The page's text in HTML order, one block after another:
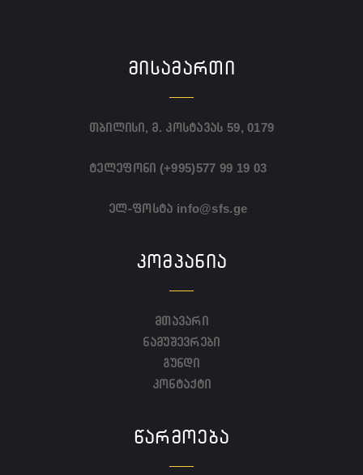
ᲛᲘᲡᲐᲛᲐᲠᲗᲘ
თბილისი, მ. კოსტავას 59, 0179
ტელეფონი (+995)577 99 19 03
ელ-ფოსტა info@sfs.ge
ᲙᲝᲛᲞᲐᲜᲘᲐ
მთავარი
ნამუშევრები
გუნდი
კონტაქტი
ᲬᲐᲠᲛᲝᲔᲑᲐ